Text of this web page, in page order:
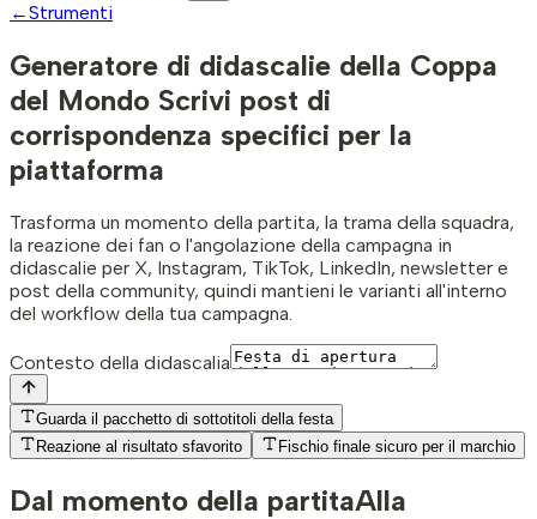
←Strumenti
Generatore di didascalie della Coppa
del Mondo Scrivi post di
corrispondenza specifici per la
piattaforma
Trasforma un momento della partita, la trama della squadra,
la reazione dei fan o l'angolazione della campagna in
didascalie per X, Instagram, TikTok, LinkedIn, newsletter e
post della community, quindi mantieni le varianti all'interno
del workflow della tua campagna.
Contesto della didascalia
Guarda il pacchetto di sottotitoli della festa
Reazione al risultato sfavorito
Fischio finale sicuro per il marchio
Dal momento della partitaAlla